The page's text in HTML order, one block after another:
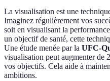
La visualisation est une
Imaginez régulièrement vos
soit en visualisant la
un objectif de santé, cette
Une étude menée par la UFC-
visualisation peut augmenter de
vos objectifs. Cela aide à
ambitions.